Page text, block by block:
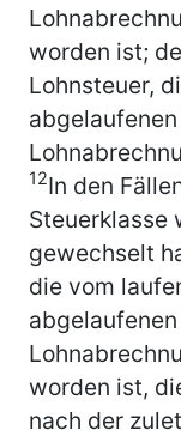
worden ist;
Lohnsteuer,
12In den
Steuerklasse
gewechselt
die vom
worden ist,
nach der